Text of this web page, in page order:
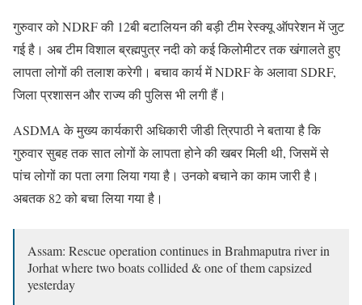
गुरुवार को NDRF की 12बी बटालियन की बड़ी टीम रेस्क्यू ऑपरेशन में जुट
गई है। अब टीम विशाल ब्रह्मपुत्र नदी को कई किलोमीटर तक खंगालते हुए
लापता लोगों की तलाश करेगी। बचाव कार्य में NDRF के अलावा SDRF,
जिला प्रशासन और राज्य की पुलिस भी लगी हैं।
ASDMA के मुख्य कार्यकारी अधिकारी जीडी त्रिपाठी ने बताया है कि
गुरुवार सुबह तक सात लोगों के लापता होने की खबर मिली थी, जिसमें से
पांच लोगों का पता लगा लिया गया है। उनको बचाने का काम जारी है।
अबतक 82 को बचा लिया गया है।
Assam: Rescue operation continues in Brahmaputra river in
Jorhat where two boats collided & one of them capsized
yesterday